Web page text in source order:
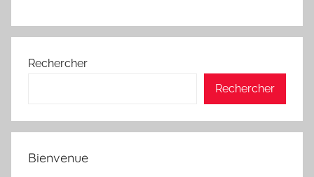
Rechercher
Rechercher
Bienvenue